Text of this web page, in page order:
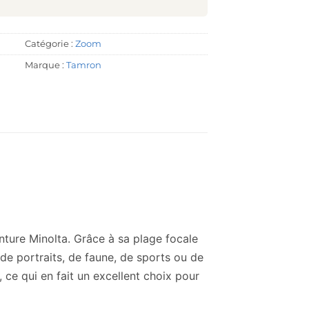
Catégorie : Zoom
Marque : Tamron
Minolta. Grâce à sa plage focale
portraits, de faune, de sports ou de
qui en fait un excellent choix pour